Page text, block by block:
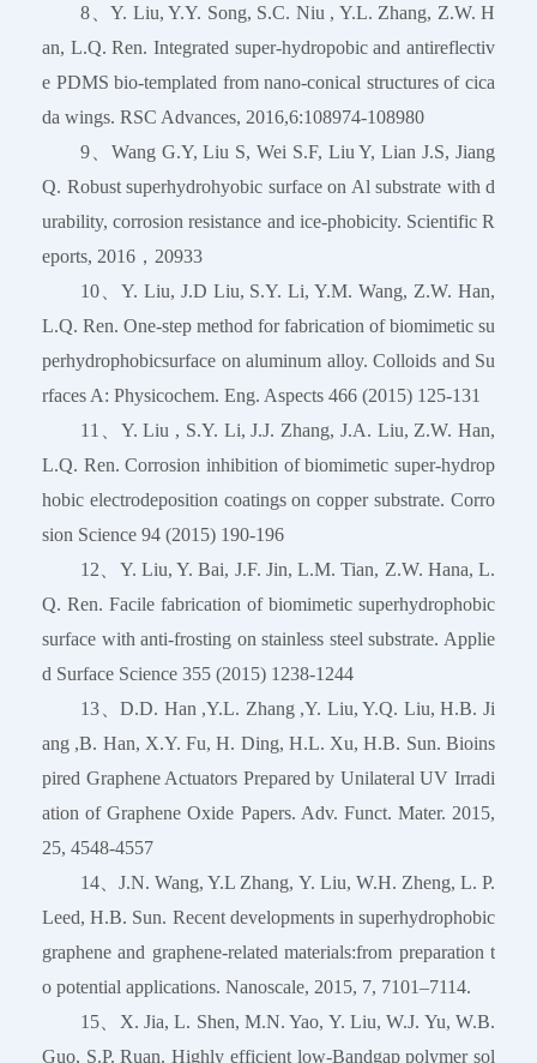
8、Y. Liu, Y.Y. Song, S.C. Niu , Y.L. Zhang, Z.W. H
an, L.Q. Ren. Integrated super-hydropobic and antireflectiv
e PDMS bio-templated from nano-conical structures of cica
da wings. RSC Advances, 2016,6:108974-108980
9、Wang G.Y, Liu S, Wei S.F, Liu Y, Lian J.S, Jiang
Q. Robust superhydrohyobic surface on Al substrate with d
urability, corrosion resistance and ice-phobicity. Scientific R
eports, 2016，20933
10、Y. Liu, J.D Liu, S.Y. Li, Y.M. Wang, Z.W. Han,
L.Q. Ren. One-step method for fabrication of biomimetic su
perhydrophobicsurface on aluminum alloy. Colloids and Su
rfaces A: Physicochem. Eng. Aspects 466 (2015) 125-131
11、Y. Liu , S.Y. Li, J.J. Zhang, J.A. Liu, Z.W. Han,
L.Q. Ren. Corrosion inhibition of biomimetic super-hydrop
hobic electrodeposition coatings on copper substrate. Corro
sion Science 94 (2015) 190-196
12、Y. Liu, Y. Bai, J.F. Jin, L.M. Tian, Z.W. Hana, L.
Q. Ren. Facile fabrication of biomimetic superhydrophobic
surface with anti-frosting on stainless steel substrate. Applie
d Surface Science 355 (2015) 1238-1244
13、D.D. Han ,Y.L. Zhang ,Y. Liu, Y.Q. Liu, H.B. Ji
ang ,B. Han, X.Y. Fu, H. Ding, H.L. Xu, H.B. Sun. Bioins
pired Graphene Actuators Prepared by Unilateral UV Irradi
ation of Graphene Oxide Papers. Adv. Funct. Mater. 2015,
25, 4548-4557
14、J.N. Wang, Y.L Zhang, Y. Liu, W.H. Zheng, L. P.
Leed, H.B. Sun. Recent developments in superhydrophobic
graphene and graphene-related materials:from preparation t
o potential applications. Nanoscale, 2015, 7, 7101–7114.
15、X. Jia, L. Shen, M.N. Yao, Y. Liu, W.J. Yu, W.B.
Guo, S.P. Ruan. Highly efficient low-Bandgap polymer sol